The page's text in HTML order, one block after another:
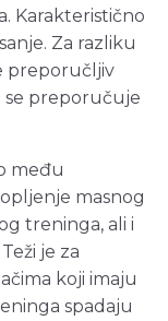
Karakteristično
Za razliku
preporučljiv
se preporučuje
među
masnog
treninga, ali i
je za
koji imaju
spadaju